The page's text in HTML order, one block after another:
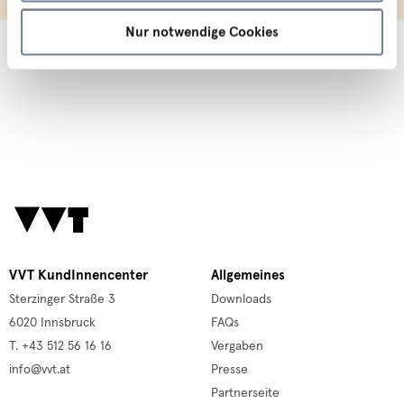
Nur notwendige Cookies
VVT KundInnencenter
Sterzinger Straße 3
6020 Innsbruck
T. +43 512 56 16 16
info@vvt.at
Allgemeines
Downloads
FAQs
Vergaben
Presse
Partnerseite